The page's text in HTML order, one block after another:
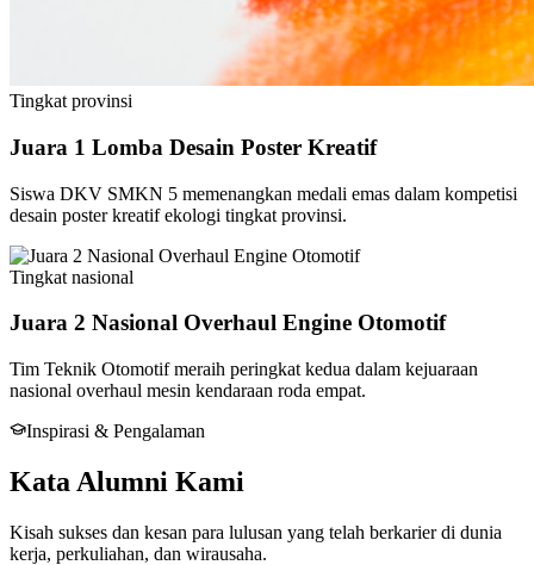
Tingkat provinsi
Juara 1 Lomba Desain Poster Kreatif
Siswa DKV SMKN 5 memenangkan medali emas dalam kompetisi
desain poster kreatif ekologi tingkat provinsi.
Tingkat nasional
Juara 2 Nasional Overhaul Engine Otomotif
Tim Teknik Otomotif meraih peringkat kedua dalam kejuaraan
nasional overhaul mesin kendaraan roda empat.
Inspirasi & Pengalaman
Kata Alumni Kami
Kisah sukses dan kesan para lulusan yang telah berkarier di dunia
kerja, perkuliahan, dan wirausaha.